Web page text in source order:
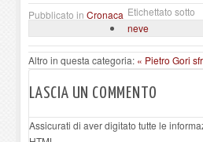
Pubblicato in Cronaca Etichettato sotto
neve
Altro in questa categoria: « Pietro Gori
LASCIA UN COMMENTO
Assicurati di aver digitato tutte le